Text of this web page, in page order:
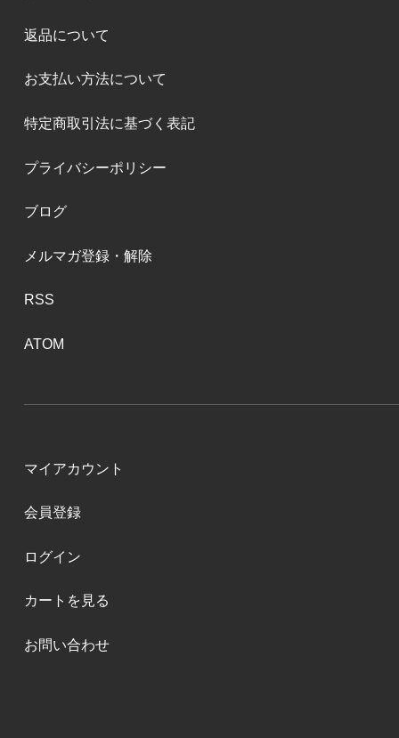
返品について
お支払い方法について
特定商取引法に基づく表記
プライバシーポリシー
ブログ
メルマガ登録・解除
RSS
ATOM
マイアカウント
会員登録
ログイン
カートを見る
お問い合わせ